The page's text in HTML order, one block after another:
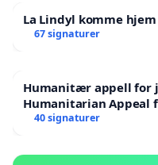
supplement til bil og
redusert bilbruk
reduserte CO₂-
mindre
La Lindyl komme
67 signaturer
Humanitær appell for
Humanitarian Appeal
Victims
40 signaturer